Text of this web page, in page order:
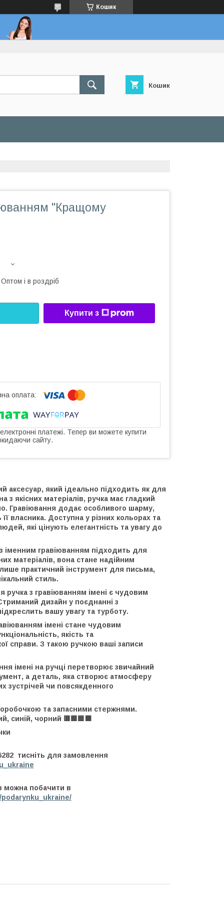
Кошик
Кошик
"Кращому
Оптом і в роздріб
Купити з
платежі. Тепер ви можете купити
сайту.
аксесуар, який ідеально підходить як для
якісних матеріалів, ручка має гладкий
Гравіювання додає особливого шарму,
власника. Доступна у різних кольорах та
які цінують елегантність та увагу до
іменним гравіюванням підходить для
матеріалів, вона стане надійним
практичний інструмент для письма,
стиль.
з гравіюванням імені є чудовим
дизайн у поєднанні з
вашу увагу та турботу.
імені стане чудовим
якість та
справи. З такою ручкою ваші записи
імені на ручці перетворює звичайний
а деталь, яка створює атмосферу
зустрічей чи повсякденного
та запасними стержнями.
синій, чорний 🟥🟩🟦⬛
тисніть для замовлення
можна побачити в